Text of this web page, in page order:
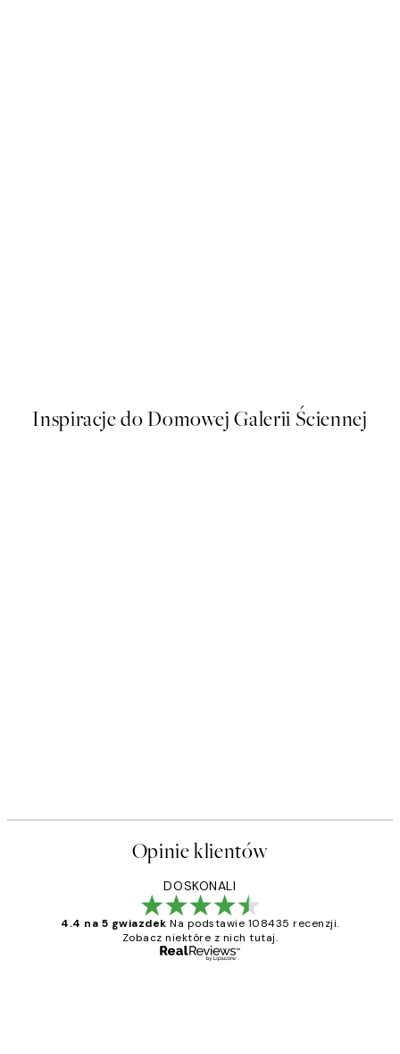
Inspiracje do Domowej Galerii Ściennej
Opinie klientów
DOSKONALI
4.4 na 5 gwiazdek Na podstawie 108435 recenzji.
Zobacz niektóre z nich tutaj.